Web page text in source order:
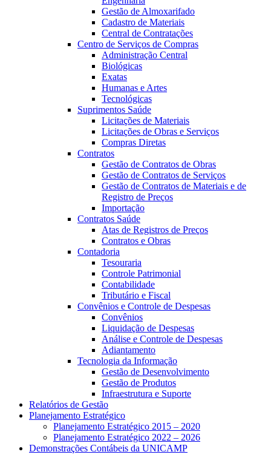
Gestão de Almoxarifado
Cadastro de Materiais
Central de Contratações
Centro de Serviços de Compras
Administração Central
Biológicas
Exatas
Humanas e Artes
Tecnológicas
Suprimentos Saúde
Licitações de Materiais
Licitações de Obras e Serviços
Compras Diretas
Contratos
Gestão de Contratos de Obras
Gestão de Contratos de Serviços
Gestão de Contratos de Materiais e de
Registro de Preços
Importação
Contratos Saúde
Atas de Registros de Preços
Contratos e Obras
Contadoria
Tesouraria
Controle Patrimonial
Contabilidade
Tributário e Fiscal
Convênios e Controle de Despesas
Convênios
Liquidação de Despesas
Análise e Controle de Despesas
Adiantamento
Tecnologia da Informação
Gestão de Desenvolvimento
Gestão de Produtos
Infraestrutura e Suporte
Relatórios de Gestão
Planejamento Estratégico
Planejamento Estratégico 2015 – 2020
Planejamento Estratégico 2022 – 2026
Demonstrações Contábeis da UNICAMP